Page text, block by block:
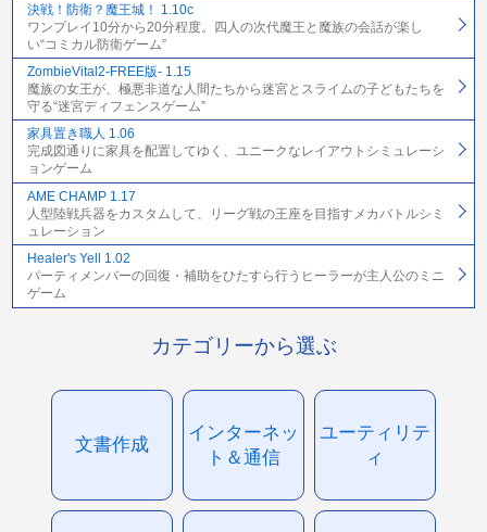
決戦！防衛？魔王城！ 1.10c
ワンプレイ10分から20分程度。四人の次代魔王と魔族の会話が楽し
い“コミカル防衛ゲーム”
ZombieVital2-FREE版- 1.15
魔族の女王が、極悪非道な人間たちから迷宮とスライムの子どもたちを
守る“迷宮ディフェンスゲーム”
家具置き職人 1.06
完成図通りに家具を配置してゆく、ユニークなレイアウトシミュレーシ
ョンゲーム
AME CHAMP 1.17
人型陸戦兵器をカスタムして、リーグ戦の王座を目指すメカバトルシミ
ュレーション
Healer's Yell 1.02
パーティメンバーの回復・補助をひたすら行うヒーラーが主人公のミニ
ゲーム
カテゴリーから選ぶ
文書作成
インターネッ
ト＆通信
ユーティリテ
ィ